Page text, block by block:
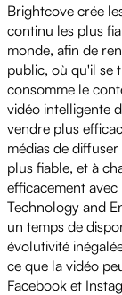
Brightcove crée
continu les plus
monde, afin de
public, où qu'il se
consomme le
vidéo intelligente
vendre plus
médias de
plus fiable, et à
efficacement avec
Technology and
un temps de
évolutivité
ce que la vidéo
Facebook et